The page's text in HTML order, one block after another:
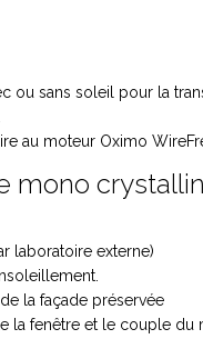
ou sans soleil pour la
au moteur Oximo
mono
laboratoire externe)
la façade préservée
la fenêtre et le couple du